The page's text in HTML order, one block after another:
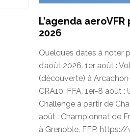
L’agenda
2026
Quelques dates à noter
d’août 2026. 1er août :
(découverte) à
CRA10. FFA. 1er-8 août :
Challenge à partir de
août : Championnat de
à Grenoble. FFP.